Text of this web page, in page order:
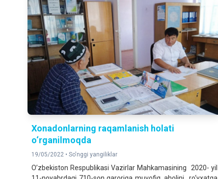
Xonadonlarning raqamlanish holati
o‘rganilmoqda
19/05/2022 • So'nggi yangiliklar
O’zbekiston Respublikasi Vazirlar Mahkamasining 2020- yil